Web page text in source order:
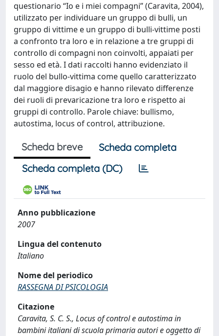
questionario “Io e i miei compagni” (Caravita, 2004),
utilizzato per individuare un gruppo di bulli, un
gruppo di vittime e un gruppo di bulli-vittime posti
a confronto tra loro e in relazione a tre gruppi di
controllo di compagni non coinvolti, appaiati per
sesso ed età. I dati raccolti hanno evidenziato il
ruolo del bullo-vittima come quello caratterizzato
dal maggiore disagio e hanno rilevato differenze
dei ruoli di prevaricazione tra loro e rispetto ai
gruppi di controllo. Parole chiave: bullismo,
autostima, locus of control, attribuzione.
Scheda breve
Scheda completa
Scheda completa (DC)
Anno pubblicazione
2007
Lingua del contenuto
Italiano
Nome del periodico
RASSEGNA DI PSICOLOGIA
Citazione
Caravita, S. C. S., Locus of control e autostima in
bambini italiani di scuola primaria autori e oggetto di